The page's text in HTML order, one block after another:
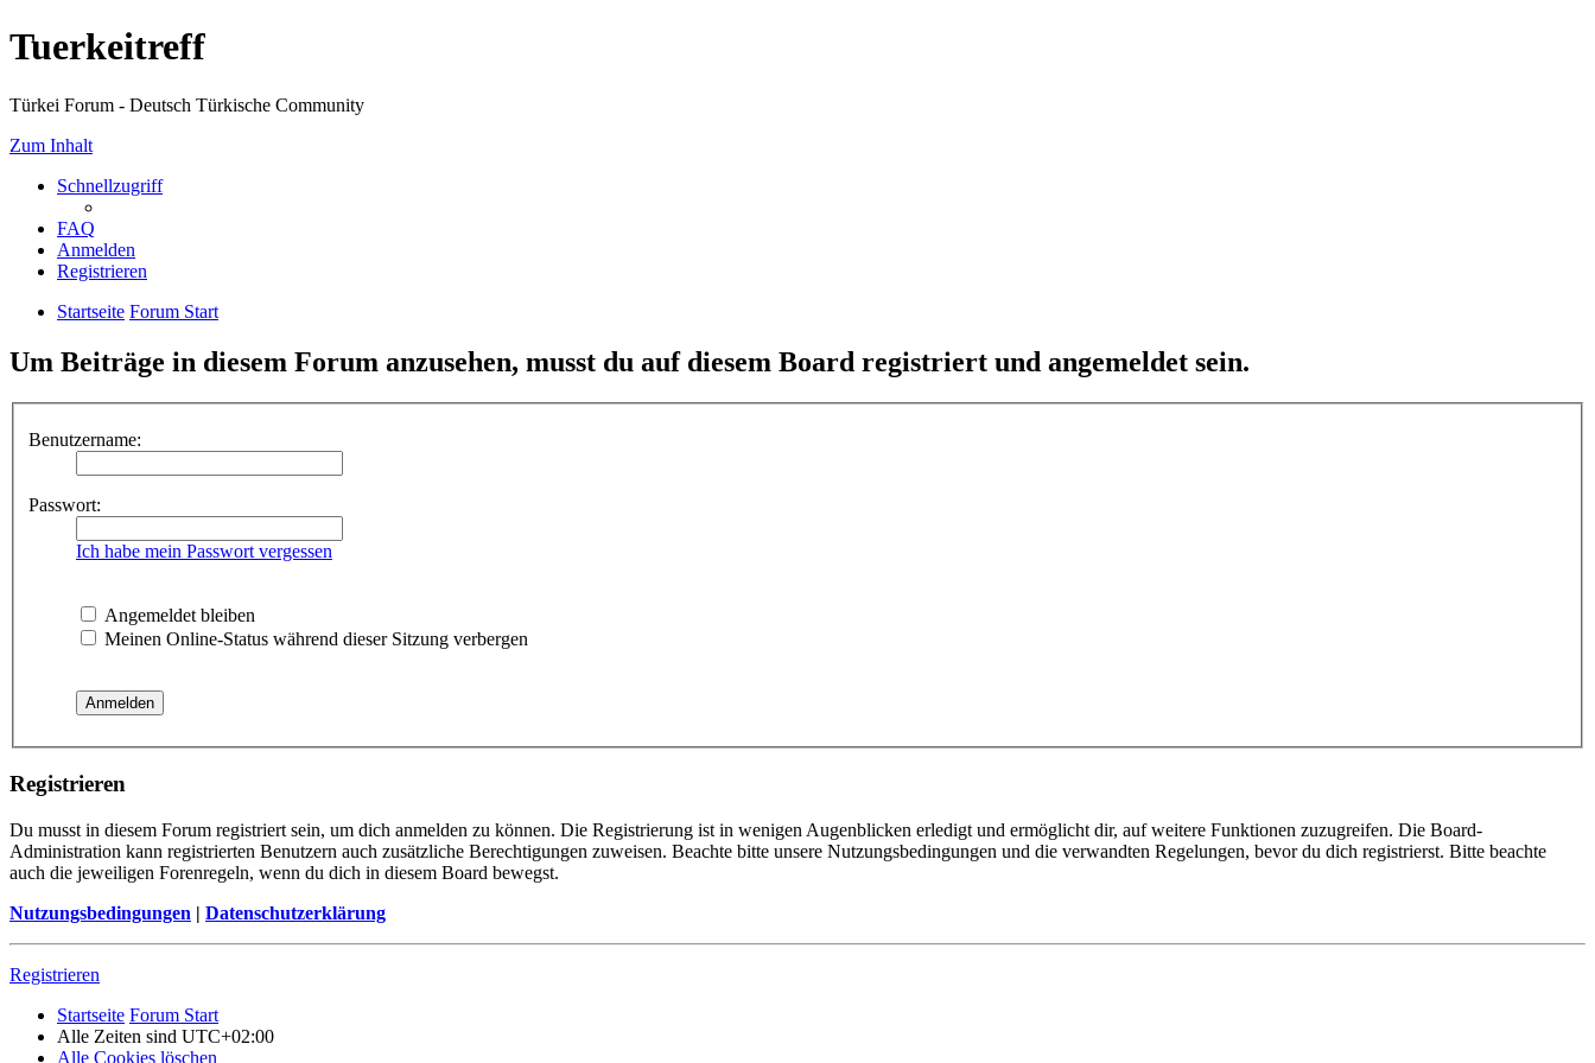
Tuerkeitreff
Türkei Forum - Deutsch Türkische Community
Zum Inhalt
Schnellzugriff
FAQ
Anmelden
Registrieren
Startseite Forum Start
Um Beiträge in diesem Forum anzusehen, musst du auf diesem Board registriert und angemeldet sein.
Benutzername:
Passwort:
Ich habe mein Passwort vergessen
Angemeldet bleiben
Meinen Online-Status während dieser Sitzung verbergen
Registrieren
Du musst in diesem Forum registriert sein, um dich anmelden zu können. Die Registrierung ist in wenigen Augenblicken erledigt und ermöglicht dir, auf weitere Funktionen zuzugreifen. Die Board-
Administration kann registrierten Benutzern auch zusätzliche Berechtigungen zuweisen. Beachte bitte unsere Nutzungsbedingungen und die verwandten Regelungen, bevor du dich registrierst. Bitte beachte
auch die jeweiligen Forenregeln, wenn du dich in diesem Board bewegst.
Nutzungsbedingungen | Datenschutzerklärung
Registrieren
Startseite Forum Start
Alle Zeiten sind UTC+02:00
Alle Cookies löschen